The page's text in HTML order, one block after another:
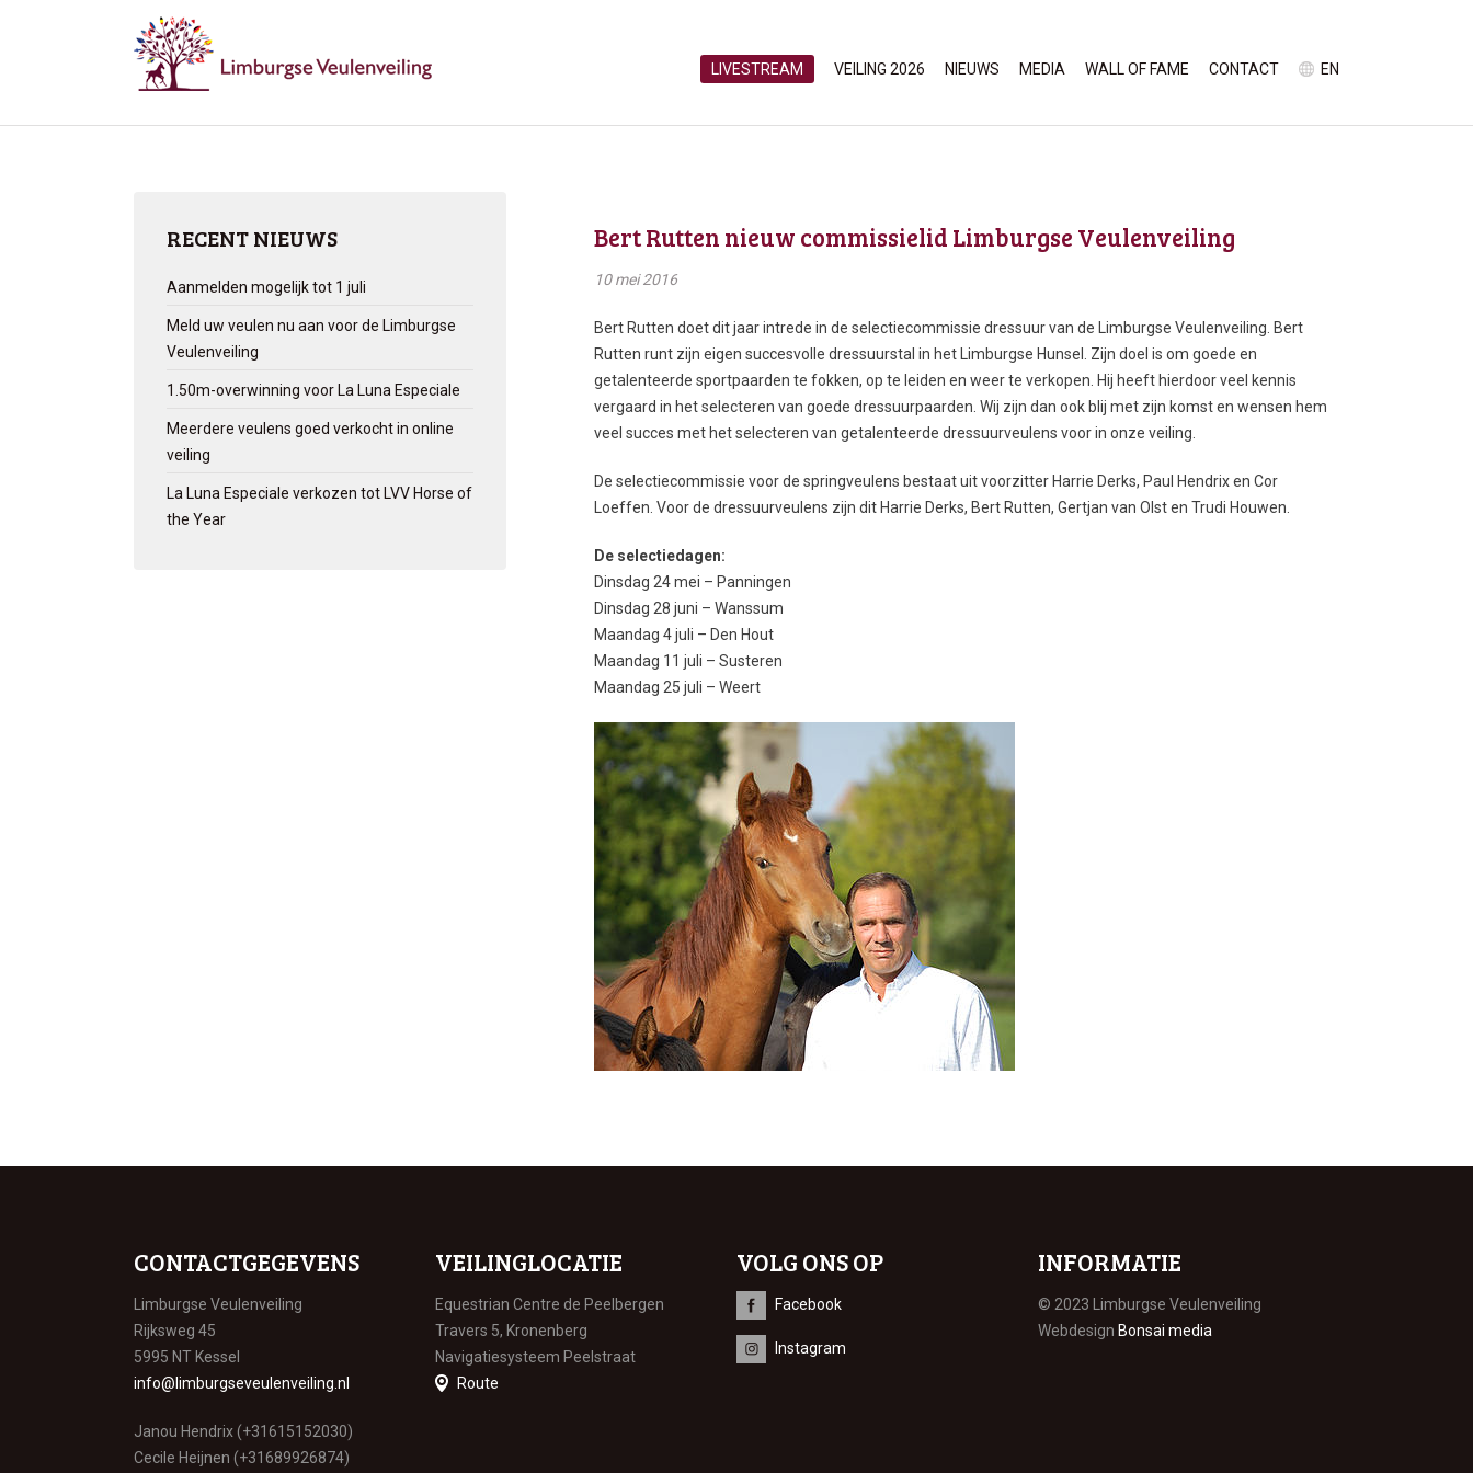
LIVESTREAM VEILING 2026 NIEUWS MEDIA WALL OF FAME CONTACT EN
RECENT NIEUWS
Aanmelden mogelijk tot 1 juli
Meld uw veulen nu aan voor de Limburgse
Veulenveiling
1.50m-overwinning voor La Luna Especiale
Meerdere veulens goed verkocht in online
veiling
La Luna Especiale verkozen tot LVV Horse of
the Year
Bert Rutten nieuw commissielid Limburgse Veulenveiling
10 mei 2016
Bert Rutten doet dit jaar intrede in de selectiecommissie dressuur van de Limburgse Veulenveiling. Bert
Rutten runt zijn eigen succesvolle dressuurstal in het Limburgse Hunsel. Zijn doel is om goede en
getalenteerde sportpaarden te fokken, op te leiden en weer te verkopen. Hij heeft hierdoor veel kennis
vergaard in het selecteren van goede dressuurpaarden. Wij zijn dan ook blij met zijn komst en wensen hem
veel succes met het selecteren van getalenteerde dressuurveulens voor in onze veiling.
De selectiecommissie voor de springveulens bestaat uit voorzitter Harrie Derks, Paul Hendrix en Cor
Loeffen. Voor de dressuurveulens zijn dit Harrie Derks, Bert Rutten, Gertjan van Olst en Trudi Houwen.
De selectiedagen:
Dinsdag 24 mei – Panningen
Dinsdag 28 juni – Wanssum
Maandag 4 juli – Den Hout
Maandag 11 juli – Susteren
Maandag 25 juli – Weert
CONTACTGEGEVENS
Limburgse Veulenveiling
Rijksweg 45
5995 NT Kessel
info@limburgseveulenveiling.nl
Janou Hendrix (+31615152030)
Cecile Heijnen (+31689926874)
VEILINGLOCATIE
Equestrian Centre de Peelbergen
Travers 5, Kronenberg
Navigatiesysteem Peelstraat
Route
VOLG ONS OP
Facebook
Instagram
INFORMATIE
© 2023 Limburgse Veulenveiling
Webdesign Bonsai media